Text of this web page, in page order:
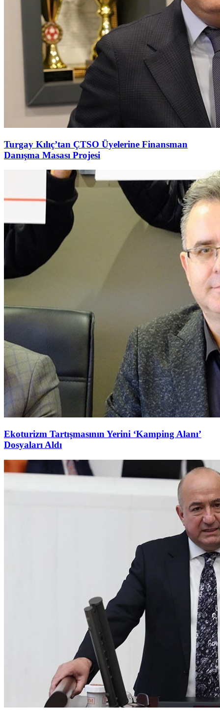
Turgay Kılıç’tan ÇTSO Üyelerine Finansman
Danışma Masası Projesi
Ekoturizm Tartışmasının Yerini ‘Kamping Alanı’
Dosyaları Aldı